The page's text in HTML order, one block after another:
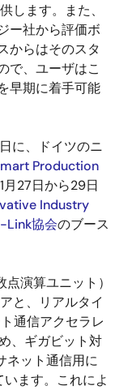
します。また、
ー社から評価ボ
からはそのスタ
で、ユーザはこ
早期に着手可能
に、ドイツのニ
Production
月27日から29日
Industry
Link協会のブース
演算ユニット）
と、リアルタイ
通信アクセラレ
、ギガビット対
ネット通信用に
います。これによ